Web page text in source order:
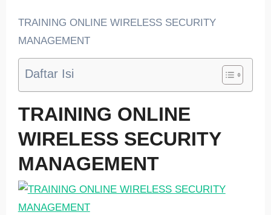
TRAINING ONLINE WIRELESS SECURITY
MANAGEMENT
Daftar Isi
TRAINING ONLINE
WIRELESS SECURITY
MANAGEMENT